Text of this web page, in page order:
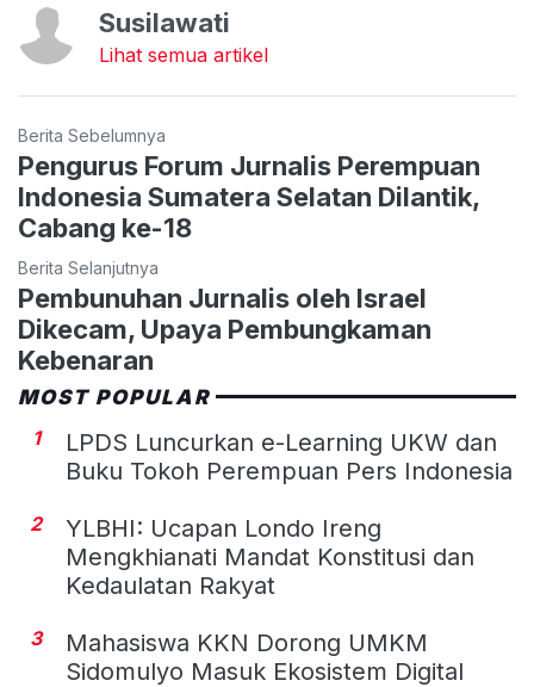
Susilawati
Lihat semua artikel
Berita Sebelumnya
Pengurus Forum Jurnalis Perempuan
Indonesia Sumatera Selatan Dilantik,
Cabang ke-18
Berita Selanjutnya
Pembunuhan Jurnalis oleh Israel
Dikecam, Upaya Pembungkaman
Kebenaran
MOST POPULAR
1
LPDS Luncurkan e-Learning UKW dan
Buku Tokoh Perempuan Pers Indonesia
2
YLBHI: Ucapan Londo Ireng
Mengkhianati Mandat Konstitusi dan
Kedaulatan Rakyat
3
Mahasiswa KKN Dorong UMKM
Sidomulyo Masuk Ekosistem Digital